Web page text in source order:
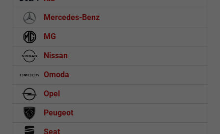
Mercedes-Benz
MG
Nissan
Omoda
Opel
Peugeot
Seat